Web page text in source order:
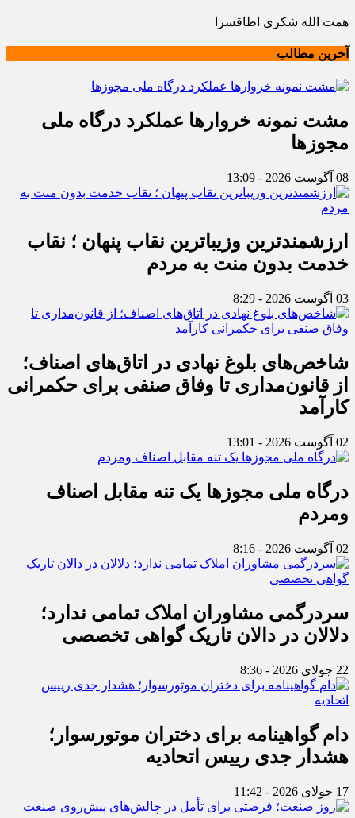
همت الله شکری اطاقسرا
آخرین مطالب
مشت نمونه خروارها عملکرد درگاه ملی
مجوزها
08 آگوست 2026 - 13:09
ارزشمندترین وزیباترین نقاب پنهان ؛ نقاب
خدمت بدون منت به مردم
03 آگوست 2026 - 8:29
شاخص‌های بلوغ نهادی در اتاق‌های اصناف؛
از قانون‌مداری تا وفاق صنفی برای حکمرانی
کارآمد
02 آگوست 2026 - 13:01
درگاه ملی مجوزها یک تنه مقابل اصناف
ومردم
02 آگوست 2026 - 8:16
سردرگمی مشاوران املاک تمامی ندارد؛
دلالان در دالان تاریک گواهی تخصصی
22 جولای 2026 - 8:36
دام گواهینامه برای دختران موتورسوار؛
هشدار جدی رییس اتحادیه
17 جولای 2026 - 11:42